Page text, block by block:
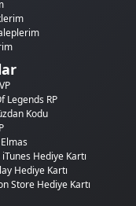
Legends RP
Kodu
Hediye Kartı
Hediye Kartı
Store Hediye Kartı